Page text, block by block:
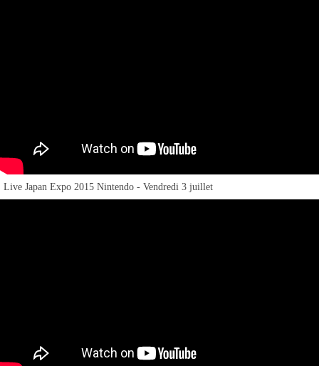
Live Japan Expo 2015 Nintendo - Vendredi 3 juillet